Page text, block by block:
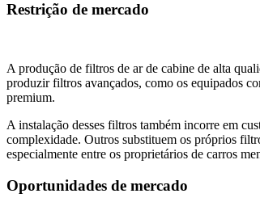
Restrição de mercado
A produção de filtros de ar de cabine de alta
produzir filtros avançados, como os equipados
premium.
A instalação desses filtros também incorre em
complexidade. Outros substituem os próprios
especialmente entre os proprietários de carros
Oportunidades de mercado